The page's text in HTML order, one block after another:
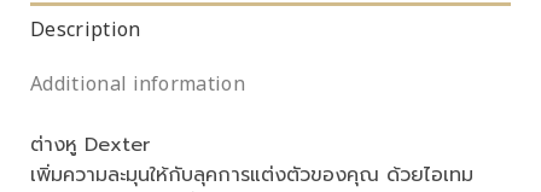
Description
Additional information
ต่างหู Dexter
เพิ่มความละมุนให้กับลุคการแต่งตัวของคุณ ด้วยไอเทม